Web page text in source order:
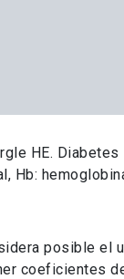
HE.
Hb:
posible
coeficientes